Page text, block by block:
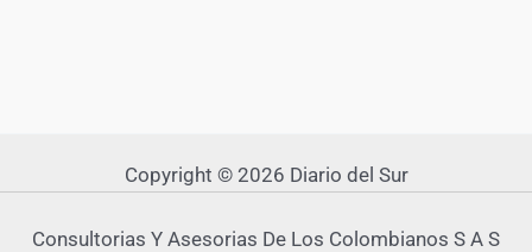
Copyright © 2026 Diario del Sur
Consultorias Y Asesorias De Los Colombianos S A S